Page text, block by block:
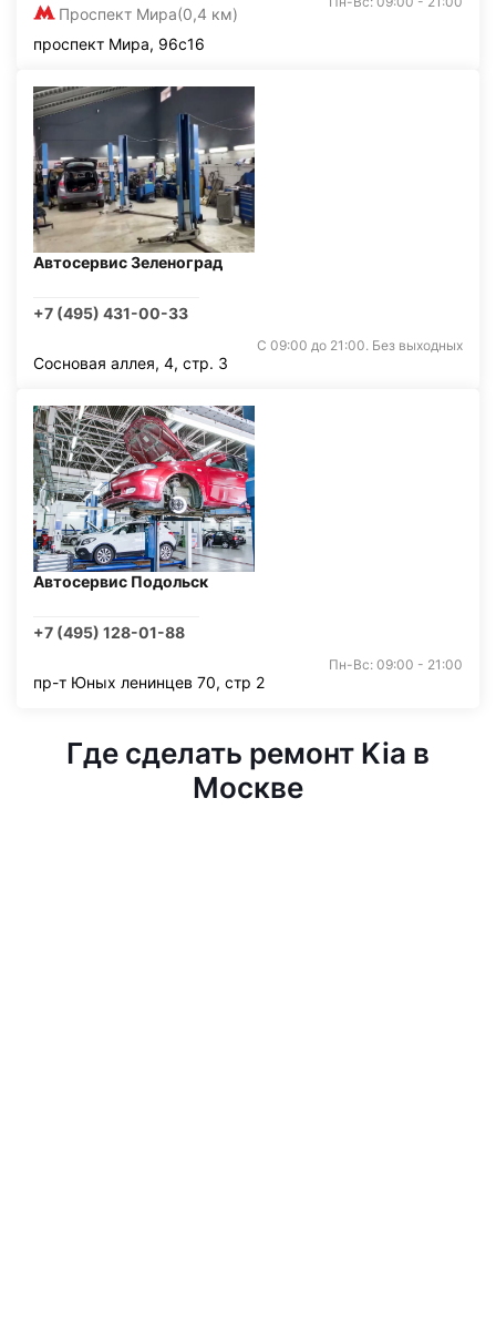
Проспект Мира(0,4 км)
проспект Мира, 96с16
Автосервис Зеленоград
+7 (495) 431-00-33
С 09:00 до 21:00. Без выходных
Сосновая аллея, 4, стр. 3
Автосервис Подольск
+7 (495) 128-01-88
Пн-Вс: 09:00 - 21:00
пр-т Юных ленинцев 70, стр 2
Где сделать ремонт Kia в
Москве